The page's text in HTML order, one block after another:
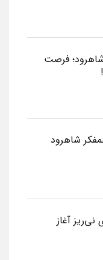
صنعتی شماره 2 شاهرود؛ فرصت
شاهرود
آغاز